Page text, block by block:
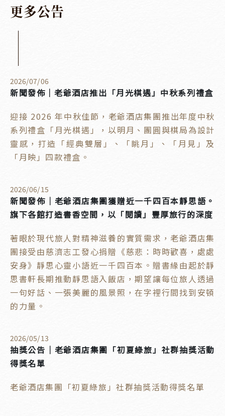
更多公告
2026/07/06
新聞發佈｜老爺酒店推出「月光棋遇」中秋系列禮盒
迎接 2026 年中秋佳節，老爺酒店集團推出年度中秋
系列禮盒「月光棋遇」，以明月、團圓與棋局為設計
靈感，打造「經典雙層」、「眺月」、「月見」及
「月映」四款禮盒。
2026/06/15
新聞發佈｜老爺酒店集團獲贈近一千四百本靜思語。
旗下各館打造書香空間，以「閱讀」豐厚旅行的深度
著眼於現代旅人對精神滋養的實質需求，老爺酒店集
團接受由慈濟志工發心捐贈《慈悲：時時歡喜，處處
安身》靜思心靈小語近一千四百本。贈書緣由起於靜
思書軒長期推動靜思語入飯店，期望讓每位旅人透過
一句好話、一張美麗的風景照，在字裡行間找到安頓
的力量。
2026/05/13
抽獎公告｜老爺酒店集團「初夏綠旅」社群抽獎活動
得獎名單
老爺酒店集團「初夏綠旅」社群抽獎活動得獎名單